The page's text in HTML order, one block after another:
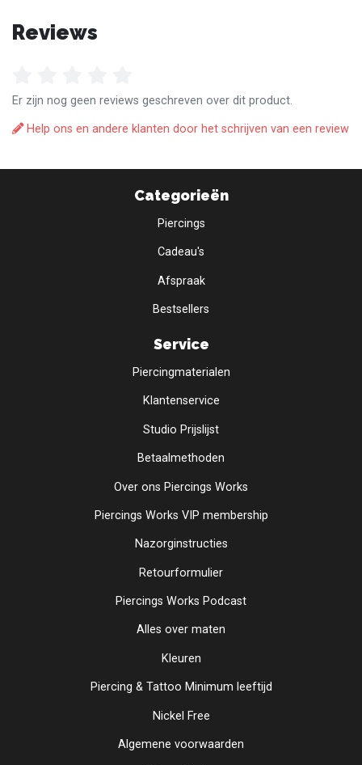
Reviews
Er zijn nog geen reviews geschreven over dit product.
Help ons en andere klanten door het schrijven van een review
Categorieën
Piercings
Cadeau's
Afspraak
Bestsellers
Service
Piercingmaterialen
Klantenservice
Studio Prijslijst
Betaalmethoden
Over ons Piercings Works
Piercings Works VIP membership
Nazorginstructies
Retourformulier
Piercings Works Podcast
Alles over maten
Kleuren
Piercing & Tattoo Minimum leeftijd
Nickel Free
Algemene voorwaarden